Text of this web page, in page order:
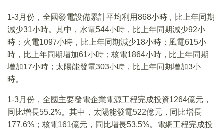
1-3月份，全國發電設備累計平均利用868小時，比上年同期
減少31小時。其中，水電544小時，比上年同期減少92小
時；火電1097小時，比上年同期減少18小時；風電615小
時，比上年同期增加61小時；核電1864小時，比上年同期
增加17小時；太陽能發電303小時，比上年同期增加3小
時。
1-3月份，全國主要發電企業電源工程完成投資1264億元，
同比增長55.2%。其中，太陽能發電522億元，同比增長
177.6%；核電161億元，同比增長53.5%。電網工程完成投